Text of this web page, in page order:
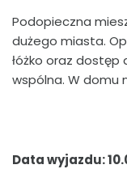
Podopieczna
dużego miasta.
łóżko oraz dostęp
wspólna. W domu
Data wyjazdu: